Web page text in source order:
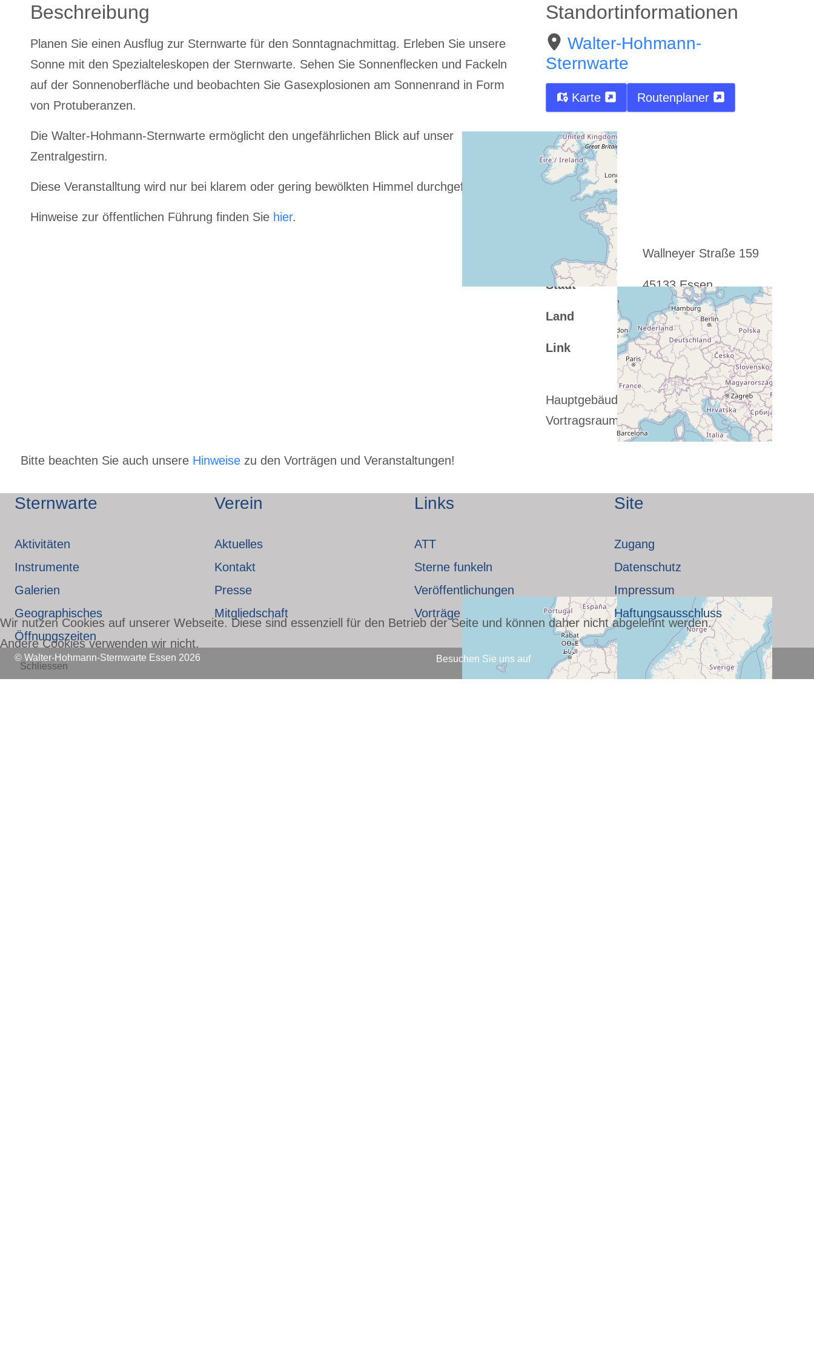
Beschreibung
Planen Sie einen Ausflug zur Sternwarte für den Sonntagnachmittag. Erleben Sie unsere
Sonne mit den Spezialteleskopen der Sternwarte. Sehen Sie Sonnenflecken und Fackeln
auf der Sonnenoberfläche und beobachten Sie Gasexplosionen am Sonnenrand in Form
von Protuberanzen.
Die Walter-Hohmann-Sternwarte ermöglicht den ungefährlichen Blick auf unser
Zentralgestirn.
Diese Veranstalltung wird nur bei klarem oder gering bewölkten Himmel durchgeführt!
Hinweise zur öffentlichen Führung finden Sie hier.
Standortinformationen
Walter-Hohmann-
Sternwarte
Karte Routenplaner
Wallneyer Straße 159
Stadt 45133 Essen
Land Deutschland
Link
http://www.sternwarte-
essen.de
Hauptgebäude mit großem und kleinem
Vortragsraum
Bitte beachten Sie auch unsere Hinweise zu den Vorträgen und Veranstaltungen!
Sternwarte
Aktivitäten
Instrumente
Galerien
Geographisches
Öffnungszeiten
Verein
Aktuelles
Kontakt
Presse
Mitgliedschaft
Links
ATT
Sterne funkeln
Veröffentlichungen
Vorträge
Site
Zugang
Datenschutz
Impressum
Haftungsausschluss
© Walter-Hohmann-Sternwarte Essen 2026 Besuchen Sie uns auf
Wir nutzen Cookies auf unserer Webseite. Diese sind essenziell für den Betrieb der Seite und können daher nicht abgelehnt werden.
Andere Cookies verwenden wir nicht.
Schliessen